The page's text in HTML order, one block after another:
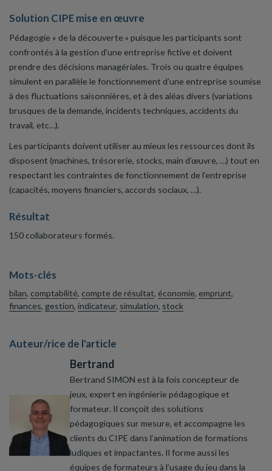
Solution CIPE mise en œuvre
Pédagogie « de la découverte » puisque les participants sont
confrontés à la gestion d’une entreprise fictive et doivent
prendre des décisions managériales. Trois ou quatre équipes
simulent en parallèle le fonctionnement d’une entreprise soumise
à des fluctuations saisonnières, et à des aléas divers (variations
brusques de la demande, incidents techniques, accidents du
travail, etc…).
Les participants doivent utiliser au mieux les ressources dont ils
disposent (machines, trésorerie, stocks, main d’œuvre, …) tout en
respectant les contraintes de fonctionnement de l’entreprise
(capacités, moyens financiers, accords sociaux, …).
Résultat
150 collaborateurs formés.
Mots-clés
bilan, comptabilité, compte de résultat, économie, emprunt,
finances, gestion, indicateur, simulation, stock
Auteur/rice de l'article
Bertrand
Bertrand SIMON est à la fois concepteur de
jeux, expert en ingénierie pédagogique et
formateur. Il conçoit des solutions
pédagogiques sur mesure, et accompagne les
clients du CIPE dans l’animation de formations
ludiques et impactantes. Il forme aussi les
équipes de formateurs à l’usage du jeu dans la